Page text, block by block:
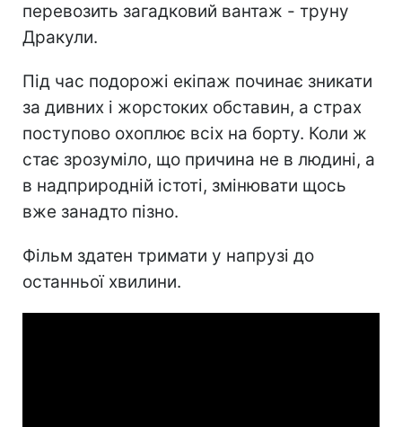
перевозить загадковий вантаж - труну
Дракули.
Під час подорожі екіпаж починає зникати
за дивних і жорстоких обставин, а страх
поступово охоплює всіх на борту. Коли ж
стає зрозуміло, що причина не в людині, а
в надприродній істоті, змінювати щось
вже занадто пізно.
Фільм здатен тримати у напрузі до
останньої хвилини.